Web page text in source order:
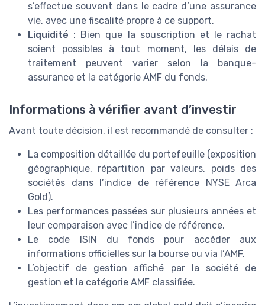
s’effectue souvent dans le cadre d’une assurance
vie, avec une fiscalité propre à ce support.
Liquidité : Bien que la souscription et le rachat
soient possibles à tout moment, les délais de
traitement peuvent varier selon la banque-
assurance et la catégorie AMF du fonds.
Informations à vérifier avant d’investir
Avant toute décision, il est recommandé de consulter :
La composition détaillée du portefeuille (exposition
géographique, répartition par valeurs, poids des
sociétés dans l’indice de référence NYSE Arca
Gold).
Les performances passées sur plusieurs années et
leur comparaison avec l’indice de référence.
Le code ISIN du fonds pour accéder aux
informations officielles sur la bourse ou via l’AMF.
L’objectif de gestion affiché par la société de
gestion et la catégorie AMF classifiée.